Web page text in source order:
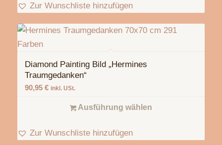
Zur Wunschliste hinzufügen
Diamond Painting Bild „Hermines
Traumgedanken“
90,95 € inkl. USt.
Ausführung wählen
Zur Wunschliste hinzufügen